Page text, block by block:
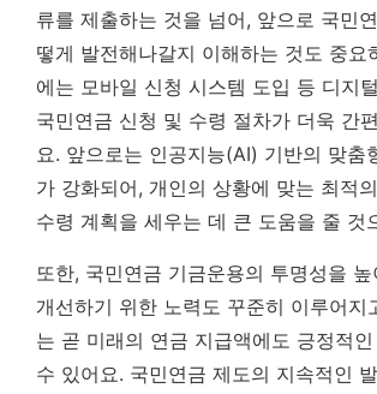
류를 제출하는 것을 넘어, 앞으로 국민
떻게 발전해나갈지 이해하는 것도 중요
에는 모바일 신청 시스템 도입 등 디지
국민연금 신청 및 수령 절차가 더욱 간
요. 앞으로는 인공지능(AI) 기반의 맞춤
가 강화되어, 개인의 상황에 맞는 최적
수령 계획을 세우는 데 큰 도움을 줄 것
또한, 국민연금 기금운용의 투명성을
개선하기 위한 노력도 꾸준히 이루어지
는 곧 미래의 연금 지급액에도 긍정적
수 있어요. 국민연금 제도의 지속적인